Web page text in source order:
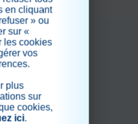
à venir masqué.
en cliquant
» ou
sur «
les cookies
vos
plus
sur
cookies,
ici.